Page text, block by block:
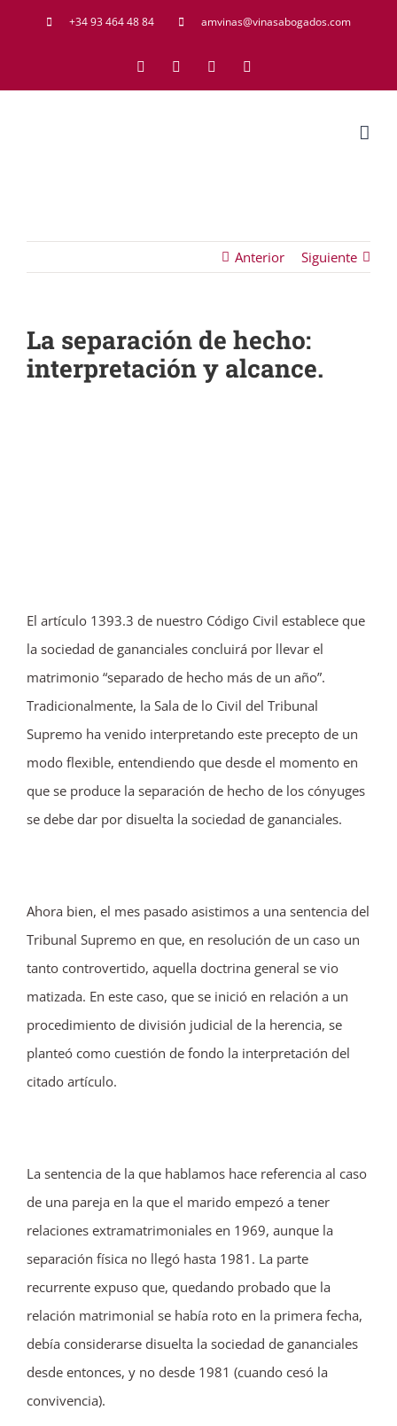
+34 93 464 48 84 amvinas@vinasabogados.com
FacebookTwitter LinkedIn
Anterior Siguiente
La separación de hecho:
interpretación y alcance.
El artículo 1393.3 de nuestro Código Civil establece que
la sociedad de gananciales concluirá por llevar el
matrimonio “separado de hecho más de un año”.
Tradicionalmente, la Sala de lo Civil del Tribunal
Supremo ha venido interpretando este precepto de un
modo flexible, entendiendo que desde el momento en
que se produce la separación de hecho de los cónyuges
se debe dar por disuelta la sociedad de gananciales.
Ahora bien, el mes pasado asistimos a una sentencia del
Tribunal Supremo en que, en resolución de un caso un
tanto controvertido, aquella doctrina general se vio
matizada. En este caso, que se inició en relación a un
procedimiento de división judicial de la herencia, se
planteó como cuestión de fondo la interpretación del
citado artículo.
La sentencia de la que hablamos hace referencia al caso
de una pareja en la que el marido empezó a tener
relaciones extramatrimoniales en 1969, aunque la
separación física no llegó hasta 1981. La parte
recurrente expuso que, quedando probado que la
relación matrimonial se había roto en la primera fecha,
debía considerarse disuelta la sociedad de gananciales
desde entonces, y no desde 1981 (cuando cesó la
convivencia).